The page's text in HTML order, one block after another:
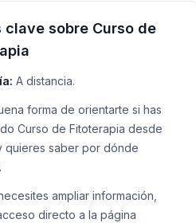
clave sobre Curso de
A distancia.
forma de orientarte si has
Curso de Fitoterapia desde
quieres saber por dónde
ampliar información,
directo a la página